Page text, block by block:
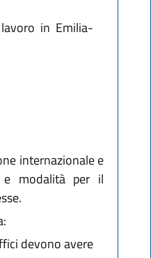
in Emilia-
internazionale e
e modalità per il
devono avere